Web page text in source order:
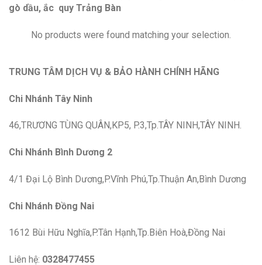
gò dầu, ắc quy Trảng Bàn
No products were found matching your selection.
TRUNG TÂM DỊCH VỤ & BẢO HÀNH CHÍNH HÃNG
Chi Nhánh Tây Ninh
46,TRƯƠNG TÙNG QUÂN,KP5, P.3,Tp.TÂY NINH,TÂY NINH.
Chi Nhánh Bình Dương 2
4/1 Đại Lộ Bình Dương,P.Vĩnh Phú,Tp.Thuận An,Bình Dương
Chi Nhánh Đồng Nai
1612 Bùi Hữu Nghĩa,P.Tân Hạnh,Tp.Biên Hoà,Đồng Nai
Liên hệ: 0328477455